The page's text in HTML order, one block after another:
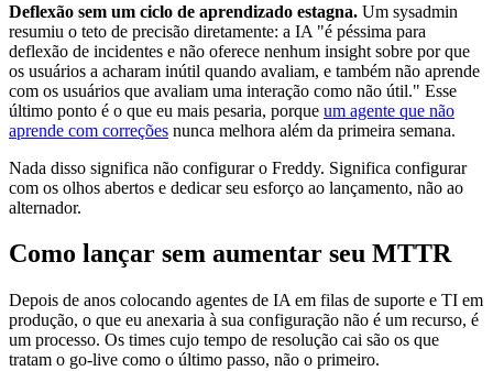
Deflexão sem um ciclo de aprendizado estagna. Um sysadmin
resumiu o teto de precisão diretamente: a IA "é péssima para
deflexão de incidentes e não oferece nenhum insight sobre por que
os usuários a acharam inútil quando avaliam, e também não aprende
com os usuários que avaliam uma interação como não útil." Esse
último ponto é o que eu mais pesaria, porque um agente que não
aprende com correções nunca melhora além da primeira semana.
Nada disso significa não configurar o Freddy. Significa configurar
com os olhos abertos e dedicar seu esforço ao lançamento, não ao
alternador.
Como lançar sem aumentar seu MTTR
Depois de anos colocando agentes de IA em filas de suporte e TI em
produção, o que eu anexaria à sua configuração não é um recurso, é
um processo. Os times cujo tempo de resolução cai são os que
tratam o go-live como o último passo, não o primeiro.